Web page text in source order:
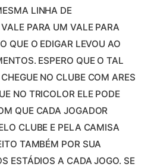
LINHA DE
PARA UM VALE PARA
QUE O EDIGAR LEVOU AO
ESPERO QUE O TAL
NO CLUBE COM ARES
NO TRICOLOR ELE PODE
QUE CADA JOGADOR
CLUBE E PELA CAMISA
TAMBÉM POR SUA
ESTÁDIOS A CADA JOGO. SE